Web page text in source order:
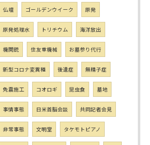
仏壇 ゴールデンウイーク 原発
原発処理水 トリチウム 海洋放出
機関銃 住友重機械 お墓参り代行
新型コロナ変異種 後遺症 無精子症
免震施工 コオロギ 昆虫食 墓地
事情事態 日米首脳会談 共同記者会見
非常事態 文明堂 タケモトピアノ